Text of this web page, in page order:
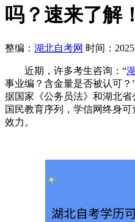
吗？速来了解！
整编： 湖北自考网 时间：
近期，许多考生咨询：‌“
事业编？含金量是否被认可
据国家《公务员法》和湖北
国民教育序列，学信网终身
效力。